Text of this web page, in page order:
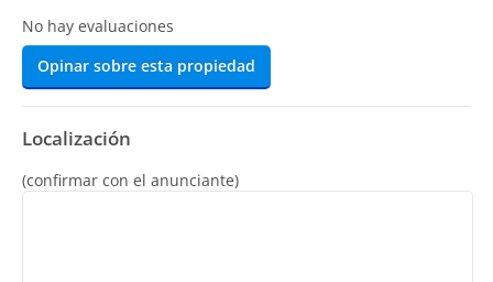
No hay evaluaciones
Opinar sobre esta propiedad
Localización
(confirmar con el anunciante)